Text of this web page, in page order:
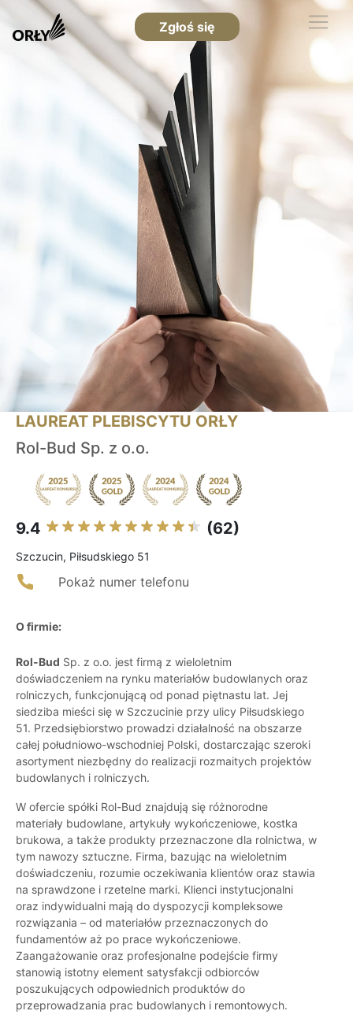
Zgłoś się
LAUREAT PLEBISCYTU ORŁY
Rol-Bud Sp. z o.o.
9.4 (62)
Szczucin, Piłsudskiego 51
Pokaż numer telefonu
O firmie:
Rol-Bud Sp. z o.o. jest firmą z wieloletnim
doświadczeniem na rynku materiałów budowlanych oraz
rolniczych, funkcjonującą od ponad piętnastu lat. Jej
siedziba mieści się w Szczucinie przy ulicy Piłsudskiego
51. Przedsiębiorstwo prowadzi działalność na obszarze
całej południowo-wschodniej Polski, dostarczając szeroki
asortyment niezbędny do realizacji rozmaitych projektów
budowlanych i rolniczych.
W ofercie spółki Rol-Bud znajdują się różnorodne
materiały budowlane, artykuły wykończeniowe, kostka
brukowa, a także produkty przeznaczone dla rolnictwa, w
tym nawozy sztuczne. Firma, bazując na wieloletnim
doświadczeniu, rozumie oczekiwania klientów oraz stawia
na sprawdzone i rzetelne marki. Klienci instytucjonalni
oraz indywidualni mają do dyspozycji kompleksowe
rozwiązania – od materiałów przeznaczonych do
fundamentów aż po prace wykończeniowe.
Zaangażowanie oraz profesjonalne podejście firmy
stanowią istotny element satysfakcji odbiorców
poszukujących odpowiednich produktów do
przeprowadzania prac budowlanych i remontowych.